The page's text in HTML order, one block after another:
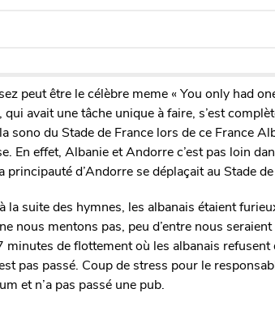
peut être le célèbre meme « You only had
qui avait une tâche unique à faire, s’est
sono du Stade de France lors de ce France
En effet, Albanie et Andorre c’est pas loin
principauté d’Andorre se déplaçait au Stade
la suite des hymnes, les albanais étaient
nous mentons pas, peu d’entre nous
minutes de flottement où les albanais
pas passé. Coup de stress pour le
et n’a pas passé une pub.